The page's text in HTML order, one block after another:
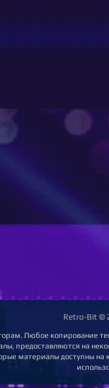
Retro-Bit ©
Любое копирование
предоставляются на
материалы доступны